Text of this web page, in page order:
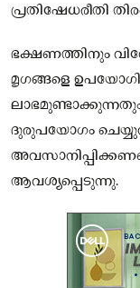
പ്രതിഷേധരീതി
ഭക്ഷണത്തിനും
മൃഗങ്ങളെ
ദുരുപയോഗം
ആവശ്യപ്പെടുന്നു.